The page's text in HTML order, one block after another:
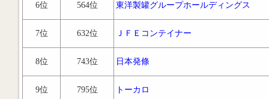
6位 564位 東洋製罐グループホールディングス
7位 632位 ＪＦＥコンテイナー
8位 743位 日本発條
9位 795位 トーカロ